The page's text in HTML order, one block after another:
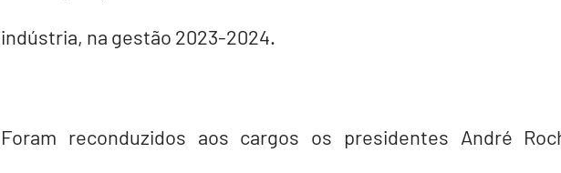
indústria, na gestão 2023-2024.
Foram reconduzidos aos cargos os presidentes André